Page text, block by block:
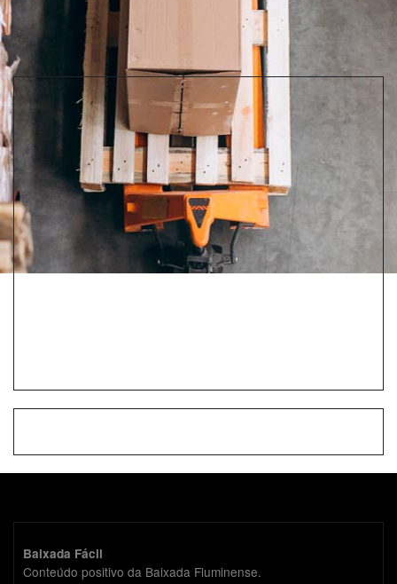
Mais notícias...
Baixada Fácil
Conteúdo positivo da Baixada Fluminense.